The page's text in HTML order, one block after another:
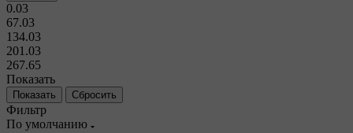
0.03
67.03
134.03
201.03
267.65
Показать
Сбросить
Фильтр
По умолчанию